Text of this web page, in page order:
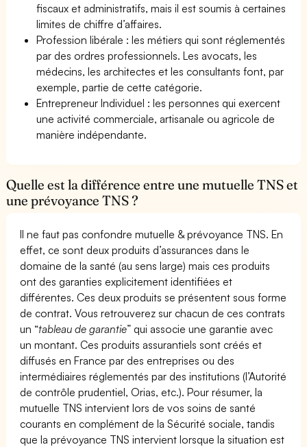
fiscaux et administratifs, mais il est soumis à certaines
limites de chiffre d’affaires.
Profession libérale : les métiers qui sont réglementés
par des ordres professionnels. Les avocats, les
médecins, les architectes et les consultants font, par
exemple, partie de cette catégorie.
Entrepreneur Individuel : les personnes qui exercent
une activité commerciale, artisanale ou agricole de
manière indépendante.
Quelle est la différence entre une mutuelle TNS et
une prévoyance TNS ?
Il ne faut pas confondre mutuelle & prévoyance TNS. En
effet, ce sont deux produits d’assurances dans le
domaine de la santé (au sens large) mais ces produits
ont des garanties explicitement identifiées et
différentes. Ces deux produits se présentent sous forme
de contrat. Vous retrouverez sur chacun de ces contrats
un “tableau de garantie” qui associe une garantie avec
un montant. Ces produits assurantiels sont créés et
diffusés en France par des entreprises ou des
intermédiaires réglementés par des institutions (l’Autorité
de contrôle prudentiel, Orias, etc.). Pour résumer, la
mutuelle TNS intervient lors de vos soins de santé
courants en complément de la Sécurité sociale, tandis
que la prévoyance TNS intervient lorsque la situation est